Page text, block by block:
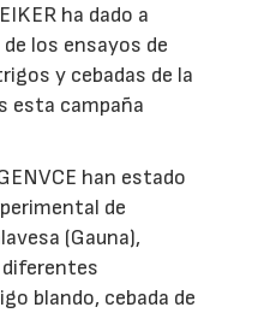
ha dado a
los ensayos de
y cebadas de la
esta campaña
han estado
de
(Gauna),
diferentes
blando, cebada de